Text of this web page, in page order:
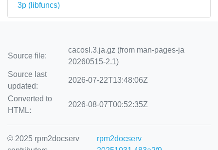
3p ( libfuncs)
Source file:
cacosl.3.ja.gz (from man-pages-ja
20260515-2.1)
Source last
updated:
2026-07-22T13:48:06Z
Converted to
HTML:
2026-08-07T00:52:35Z
© 2025 rpm2docserv
rpm2docserv